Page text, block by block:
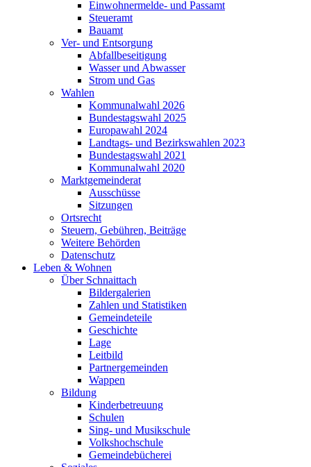
Einwohnermelde- und Passamt
Steueramt
Bauamt
Ver- und Entsorgung
Abfallbeseitigung
Wasser und Abwasser
Strom und Gas
Wahlen
Kommunalwahl 2026
Bundestagswahl 2025
Europawahl 2024
Landtags- und Bezirkswahlen 2023
Bundestagswahl 2021
Kommunalwahl 2020
Marktgemeinderat
Ausschüsse
Sitzungen
Ortsrecht
Steuern, Gebühren, Beiträge
Weitere Behörden
Datenschutz
Leben & Wohnen
Über Schnaittach
Bildergalerien
Zahlen und Statistiken
Gemeindeteile
Geschichte
Lage
Leitbild
Partnergemeinden
Wappen
Bildung
Kinderbetreuung
Schulen
Sing- und Musikschule
Volkshochschule
Gemeindebücherei